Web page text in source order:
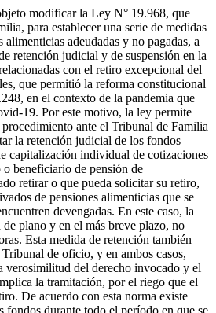
modificar la Ley N° 19.968, que
para establecer una serie de medidas
alimenticias adeudadas y no pagadas, a
retención judicial y de suspensión en la
con el retiro excepcional del
que permitió la reforma constitucional
en el contexto de la pandemia que
19. Por este motivo, la ley permite
ante el Tribunal de Familia
la retención judicial de los fondos
capitalización individual de cotizaciones
beneficiario de pensión de
retirar o que pueda solicitar su retiro,
de pensiones alimenticias que se
devengadas. En este caso, la
plano y en el más breve plazo, no
Esta medida de retención también
de oficio, y en ambos casos,
verosimilitud del derecho invocado y el
la tramitación, por el riego que el
De acuerdo con esta norma existe
fondos durante todo el período en que se